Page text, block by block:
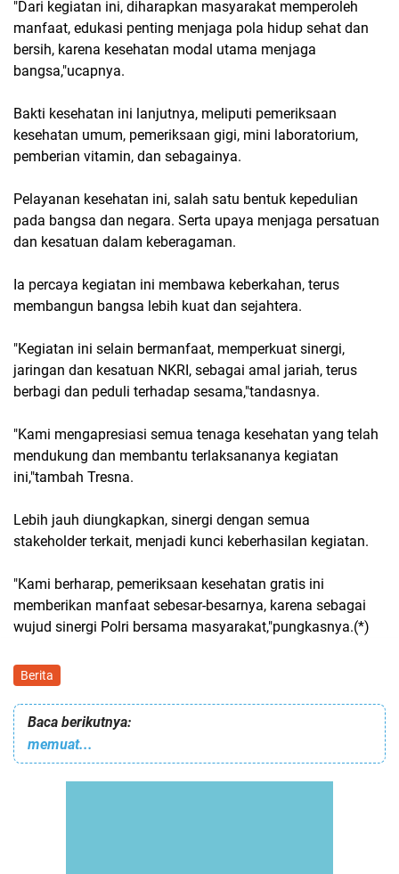
"Dari kegiatan ini, diharapkan masyarakat memperoleh
manfaat, edukasi penting menjaga pola hidup sehat dan
bersih, karena kesehatan modal utama menjaga
bangsa,"ucapnya.
Bakti kesehatan ini lanjutnya, meliputi pemeriksaan
kesehatan umum, pemeriksaan gigi, mini laboratorium,
pemberian vitamin, dan sebagainya.
Pelayanan kesehatan ini, salah satu bentuk kepedulian
pada bangsa dan negara. Serta upaya menjaga persatuan
dan kesatuan dalam keberagaman.
Ia percaya kegiatan ini membawa keberkahan, terus
membangun bangsa lebih kuat dan sejahtera.
"Kegiatan ini selain bermanfaat, memperkuat sinergi,
jaringan dan kesatuan NKRI, sebagai amal jariah, terus
berbagi dan peduli terhadap sesama,"tandasnya.
"Kami mengapresiasi semua tenaga kesehatan yang telah
mendukung dan membantu terlaksananya kegiatan
ini,"tambah Tresna.
Lebih jauh diungkapkan, sinergi dengan semua
stakeholder terkait, menjadi kunci keberhasilan kegiatan.
"Kami berharap, pemeriksaan kesehatan gratis ini
memberikan manfaat sebesar-besarnya, karena sebagai
wujud sinergi Polri bersama masyarakat,"pungkasnya.(*)
Berita
Baca berikutnya:
memuat...